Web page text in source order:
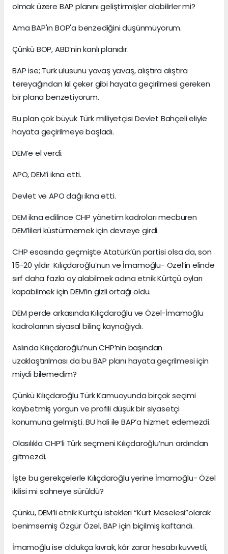
olmak üzere BAP planını geliştirmişler olabilirler mi?
Ama BAP'ın BOP'a benzediğini düşünmüyorum.
Çünkü BOP, ABD’nin kanlı planıdır.
BAP ise; Türk ulusunu yavaş yavaş, alıştıra alıştıra
tereyağından kıl çeker gibi hayata geçirilmesi gereken
bir plana benzetiyorum.
Bu plan çok büyük Türk milliyetçisi Devlet Bahçeli eliyle
hayata geçirilmeye başladı.
DEM’e el verdi.
APO, DEM’i ikna etti.
Devlet ve APO dağı ikna etti.
DEM ikna edilince CHP yönetim kadroları mecburen
DEM’lileri küstürmemek için devreye girdi.
CHP esasında geçmişte Atatürk’ün partisi olsa da, son
15-20 yıldır Kılıçdaroğlu’nun ve İmamoğlu- Özel’in elinde
sırf daha fazla oy alabilmek adına etnik Kürtçü oyları
kapabilmek için DEM’in gizli ortağı oldu.
DEM perde arkasında Kılıçdaroğlu ve Özel-İmamoğlu
kadrolarının siyasal bilinç kaynağıydı.
Aslında Kılıçdaroğlu’nun CHP’nin başından
uzaklaştırılması da bu BAP planı hayata geçrilmesi için
miydi bilemedim?
Çünkü Kılıçdaroğlu Türk Kamuoyunda birçok seçimi
kaybetmiş yorgun ve profili düşük bir siyasetçi
konumuna gelmişti. BU hali ile BAP’a hizmet edemezdi.
Olasılıkla CHP’li Türk seçmeni Kılıçdaroğlu’nun ardından
gitmezdi.
İşte bu gerekçelerle Kılıçdaroğlu yerine İmamoğlu- Özel
ikilisi mi sahneye sürüldü?
Çünkü, DEM’li etnik Kürtçü istekleri “Kürt Meselesi”olarak
benimsemiş Özgür Özel, BAP için biçilmiş kaftandı.
İmamoğlu ise oldukça kıvrak, kâr zarar hesabı kuvvetli,